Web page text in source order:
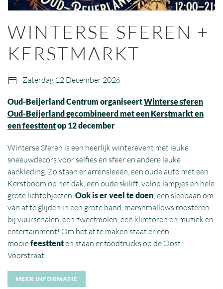
WINTERSE SFEREN +
KERSTMARKT
Zaterdag 12 December 2026
Oud-Beijerland Centrum organiseertWinterse sferen
Oud-Beijerland gecombineerd met een Kerstmarkt en
een feesttentop 12 december
Winterse Sferen is een heerlijk winterevent met leuke
sneeuwdecors voor selfies en sfeer en andere leuke
aankleding. Zo staan er arrensleeën, een oude auto met een
Kerstboom op het dak, een oude skilift, volop lampjes en hele
grote lichtobjecten.Ook is er veel te doen; een sleebaan om
van af te glijden in een grote band, marshmallows roosteren
bij vuurschalen, een zweefmolen, een klimtoren en muziek en
entertainment! Om het af te maken staat er een
mooiefeesttenten staan er foodtrucks op de Oost-
Voorstraat.
MEER INFORMATIE